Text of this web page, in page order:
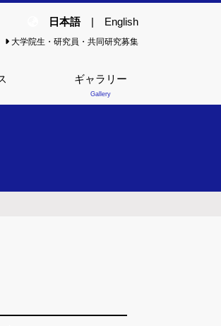
大学院生・研究員・共同研究募集
日本語 | English
ギャラリー
Gallery